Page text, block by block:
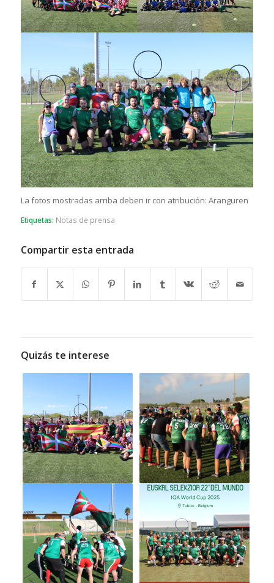
La fotos mostradas arriba deben ir con atribución: Aranguren
Etiquetas: Notas de prensa
Compartir esta entrada
Quizás te interese